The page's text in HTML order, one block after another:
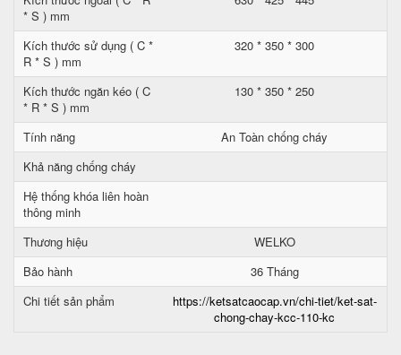
* S ) mm
Kích thước sử dụng ( C *
R * S ) mm
320 * 350 * 300
Kích thước ngăn kéo ( C
* R * S ) mm
130 * 350 * 250
Tính năng
An Toàn chống cháy
Khả năng chống cháy
Hệ thống khóa liên hoàn
thông minh
Thương hiệu
WELKO
Bảo hành
36 Tháng
Chi tiết sản phẩm
https://ketsatcaocap.vn/chi-tiet/ket-sat-
chong-chay-kcc-110-kc